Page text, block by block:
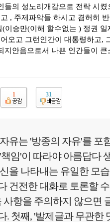
들의 성노리개감으로 전락 시
, 주제파악들 하시고 겸허히
이승만(이해 할수없는 ) 정권
오고 그런인간이 대통령하고,
지안음으로서 나쁜 인간들이
1 31
유는 '방종의 자유'를 포
임'이 따라야 아름답다
을 나타내는 유일한 모
건전한 대화로 토론할
사항을 주의하지 않으면
. 첫째, '발제글과 무관한